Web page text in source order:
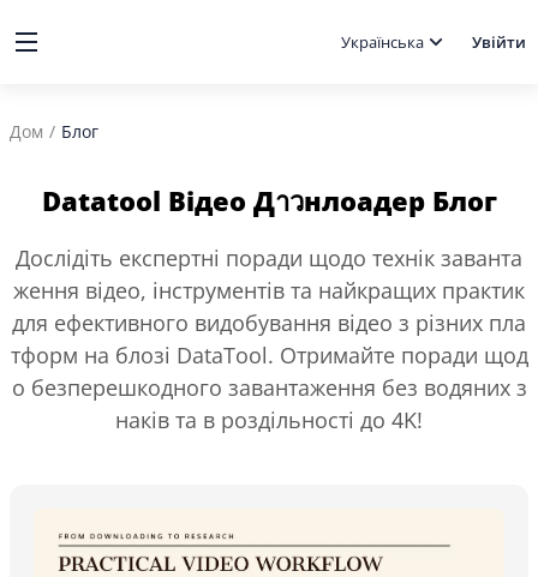
Українська Увійти
Дом / Блог
Datatool Відео Дาวнлоадер Блог
Дослідіть експертні поради щодо технік заванта
ження відео, інструментів та найкращих практик
для ефективного видобування відео з різних пла
тформ на блозі DataTool. Отримайте поради щод
о безперешкодного завантаження без водяних з
наків та в роздільності до 4K!